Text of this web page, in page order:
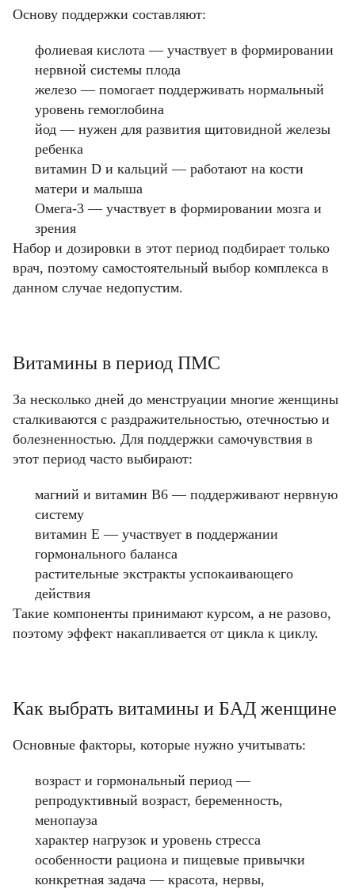
Основу поддержки составляют:
фолиевая кислота — участвует в формировании
нервной системы плода
железо — помогает поддерживать нормальный
уровень гемоглобина
йод — нужен для развития щитовидной железы
ребенка
витамин D и кальций — работают на кости
матери и малыша
Омега-3 — участвует в формировании мозга и
зрения
Набор и дозировки в этот период подбирает только
врач, поэтому самостоятельный выбор комплекса в
данном случае недопустим.
Витамины в период ПМС
За несколько дней до менструации многие женщины
сталкиваются с раздражительностью, отечностью и
болезненностью. Для поддержки самочувствия в
этот период часто выбирают:
магний и витамин B6 — поддерживают нервную
систему
витамин E — участвует в поддержании
гормонального баланса
растительные экстракты успокаивающего
действия
Такие компоненты принимают курсом, а не разово,
поэтому эффект накапливается от цикла к циклу.
Как выбрать витамины и БАД женщине
Основные факторы, которые нужно учитывать:
возраст и гормональный период —
репродуктивный возраст, беременность,
менопауза
характер нагрузок и уровень стресса
особенности рациона и пищевые привычки
конкретная задача — красота, нервы,